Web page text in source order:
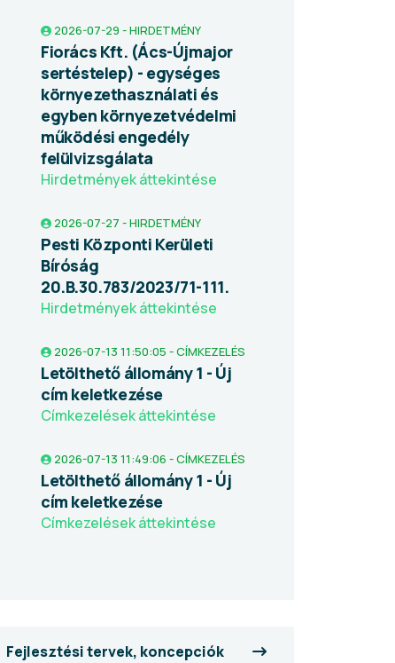
2026-07-29 - HIRDETMÉNY
Fiorács Kft. (Ács-Újmajor
sertéstelep) - egységes
környezethasználati és
egyben környezetvédelmi
működési engedély
felülvizsgálata
Hirdetmények áttekintése
2026-07-27 - HIRDETMÉNY
Pesti Központi Kerületi
Bíróság
20.B.30.783/2023/71-111.
Hirdetmények áttekintése
2026-07-13 11:50:05 - CÍMKEZELÉS
Letölthető állomány 1 - Új
cím keletkezése
Címkezelések áttekintése
2026-07-13 11:49:06 - CÍMKEZELÉS
Letölthető állomány 1 - Új
cím keletkezése
Címkezelések áttekintése
Fejlesztési tervek, koncepciók